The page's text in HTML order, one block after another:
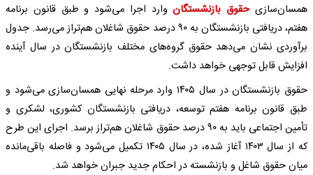
همسان‌سازیحقوق بازنشستگانوارد اجرا می‌شود و طبق قانون برنامه
هفتم، دریافتی بازنشستگان به ۹۰ درصد حقوق شاغلان هم‌تراز می‌رسد. جدول
برآوردی نشان می‌دهد حقوق گروه‌های مختلف بازنشستگان در سال آینده
افزایش قابل توجهی خواهد داشت.
حقوق بازنشستگان در سال ۱۴۰۵ وارد مرحله نهایی همسان‌سازی می‌شود و
طبق قانون برنامه هفتم توسعه، دریافتی بازنشستگان کشوری، لشکری و
تأمین اجتماعی باید به ۹۰ درصد حقوق شاغلان هم‌تراز برسد. اجرای این طرح
که از سال ۱۴۰۳ آغاز شده، در سال ۱۴۰۵ تکمیل می‌شود و فاصله باقی‌مانده
میان حقوق شاغل و بازنشسته در احکام جدید جبران خواهد شد.